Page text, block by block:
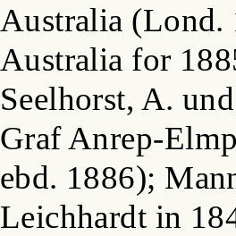
Australia (Lond.
Australia for
Seelhorst, A.
Graf Anrep-
ebd. 1886);
Leichhardt in